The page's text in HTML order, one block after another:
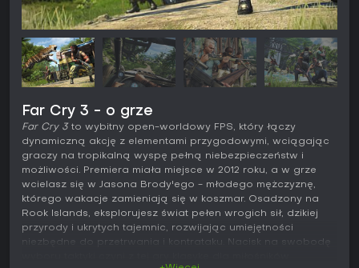
Far Cry 3 - o grze
Far Cry 3 to wybitny open-worldowy FPS, który łączy
dynamiczną akcję z elementami przygodowymi, wciągając
graczy na tropikalną wyspę pełną niebezpieczeństw i
możliwości. Premiera miała miejsce w 2012 roku, a w grze
wcielasz się w Jasona Brody'ego - młodego mężczyznę,
którego wakacje zamieniają się w koszmar. Osadzony na
Rook Islands, eksplorujesz świat pełen wrogich sił, dzikiej
przyrody i ukrytych tajemnic, rozwijając umiejętności
niezbędne do przetrwania i kontrataku. Nacisk na swobodę